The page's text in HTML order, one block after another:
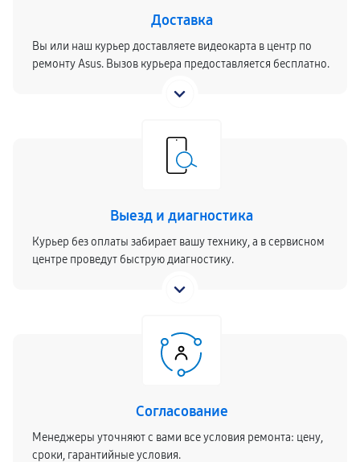
Доставка
Вы или наш курьер доставляете видеокарта в центр по
ремонту Asus. Вызов курьера предоставляется бесплатно.
Выезд и диагностика
Курьер без оплаты забирает вашу технику, а в сервисном
центре проведут быструю диагностику.
Согласование
Менеджеры уточняют с вами все условия ремонта: цену,
сроки, гарантийные условия.